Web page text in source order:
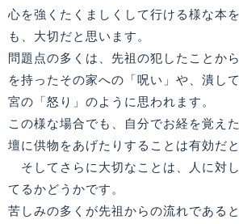
心を強くたくましくして行ける様な本
も、大切だと思います。
問題点の多くは、先祖の犯したことか
を持ったその家への「呪い」や、潰し
宮の「怒り」のように思われます。
この様な場合でも、自分でお経を覚え
壇に供物をあげたりすることは有効だ
そしてさらに大切なことは、人に対
てるかどうかです。
苦しみの多くが先祖からの流れである